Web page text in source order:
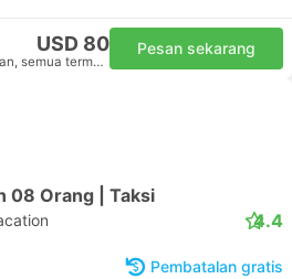
USD 80
kendaraan, semua termasuk.
Pesan sekarang
08 Orang | Taksi
4.4
Pembatalan gratis